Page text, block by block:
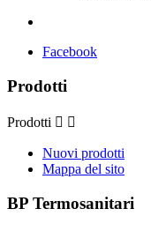
Facebook
Prodotti
Prodotti  
Nuovi prodotti
Mappa del sito
BP Termosanitari